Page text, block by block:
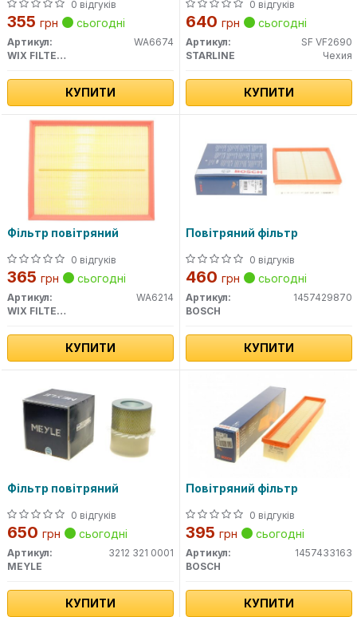
0 відгуків
355 грн сьогодні
Артикул:
WA6674
WIX FILTERS
КУПИТИ
0 відгуків
640 грн сьогодні
Артикул:
SF VF2690
STARLINE
Чехия
КУПИТИ
Фільтр повітряний
0 відгуків
365 грн сьогодні
Артикул:
WA6214
WIX FILTERS
КУПИТИ
Повітряний фільтр
0 відгуків
460 грн сьогодні
Артикул:
1457429870
BOSCH
КУПИТИ
Фільтр повітряний
0 відгуків
650 грн сьогодні
Артикул:
3212 321 0001
MEYLE
КУПИТИ
Повітряний фільтр
0 відгуків
395 грн сьогодні
Артикул:
1457433163
BOSCH
КУПИТИ